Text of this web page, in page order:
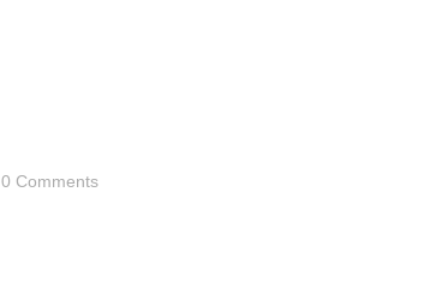
0 Comments